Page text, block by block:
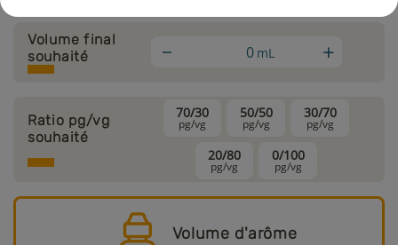
Volume final
souhaité
mL +
Ratio pg/vg
souhaité
70/30
pg/vg
50/50
pg/vg
30/70
pg/vg
20/80
pg/vg
0/100
pg/vg
Volume d'arôme